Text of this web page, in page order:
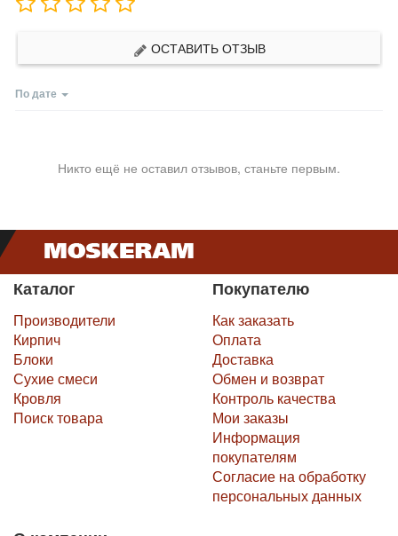
ОСТАВИТЬ ОТЗЫВ
По дате
Никто ещё не оставил отзывов, станьте первым.
Каталог
Производители
Кирпич
Блоки
Сухие смеси
Кровля
Поиск товара
Покупателю
Как заказать
Оплата
Доставка
Обмен и возврат
Контроль качества
Мои заказы
Информация
покупателям
Согласие на обработку
персональных данных